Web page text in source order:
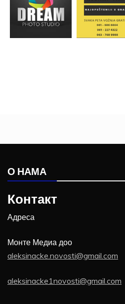
О НАМА
Контакт
Адреса
Монте Медиа доо
aleksinacke.novosti@gmail.com
aleksinacke1novosti@gmail.com